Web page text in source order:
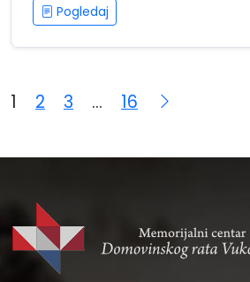
Pogledaj
Navigacija
1 2 3 … 16